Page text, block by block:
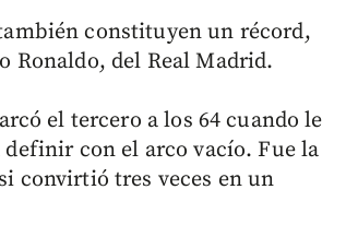
constituyen un récord,
Ronaldo, del Real Madrid.
el tercero a los 64 cuando le
con el arco vacío. Fue la
convirtió tres veces en un